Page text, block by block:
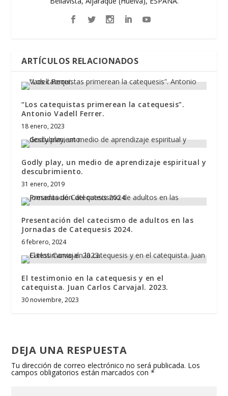
ARTÍCULOS RELACIONADOS
“Los catequistas primerean la catequesis”.
Antonio Vadell Ferrer.
18 enero, 2023
Godly play, un medio de aprendizaje espiritual y
descubrimiento.
31 enero, 2019
Presentación del catecismo de adultos en las
Jornadas de Catequesis 2024.
6 febrero, 2024
El testimonio en la catequesis y en el
catequista. Juan Carlos Carvajal. 2023.
30 noviembre, 2023
DEJA UNA RESPUESTA
Tu dirección de correo electrónico no será publicada. Los
campos obligatorios están marcados con*